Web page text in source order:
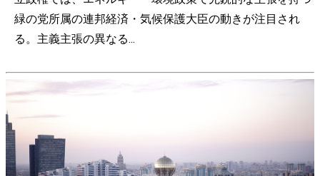
緑の党所属の連邦経済・気候保護大臣の動きが注目され
る。主義主張の異なる...